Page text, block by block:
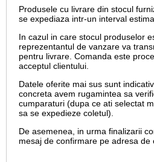
Produsele cu livrare din stocul
se expediaza intr-un interval
In cazul in care stocul produselor
reprezentantul de vanzare va
pentru livrare. Comanda este
acceptul clientului.
Datele oferite mai sus sunt
concreta avem rugamintea sa
cumparaturi (dupa ce ati selectat
sa se expedieze coletul).
De asemenea, in urma finalizarii
mesaj de confirmare pe adresa de